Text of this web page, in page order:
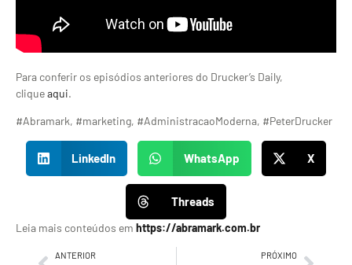
Para conferir os episódios anteriores do Drucker’s Daily,
cliqueaqui.
#Abramark, #marketing, #AdministracaoModerna, #PeterDrucker
LinkedIn WhatsApp X
Threads
Leia mais conteúdos em https://abramark.com.br
ANTERIOR PRÓXIMO